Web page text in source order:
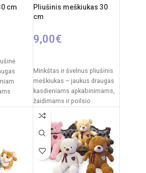
cm
Pliušinis meškiukas 30
cm
9,00€
Minkštas ir švelnus pliušinis
meškiukas – jaukus draugas
kasdieniams apkabinimams,
žaidimams ir poilsio
dizainas su dekoratyviniu
kaspinėliu suteikia